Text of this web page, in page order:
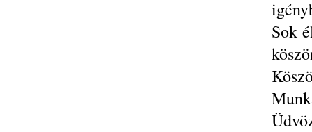
Sok